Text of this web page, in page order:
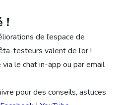
!
de l’espace de
testeurs valent de l’or !
le chat in-app ou par email
pour des conseils, astuces